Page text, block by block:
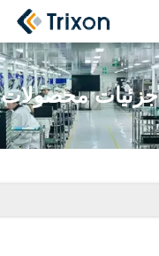
جزئیات محصولات